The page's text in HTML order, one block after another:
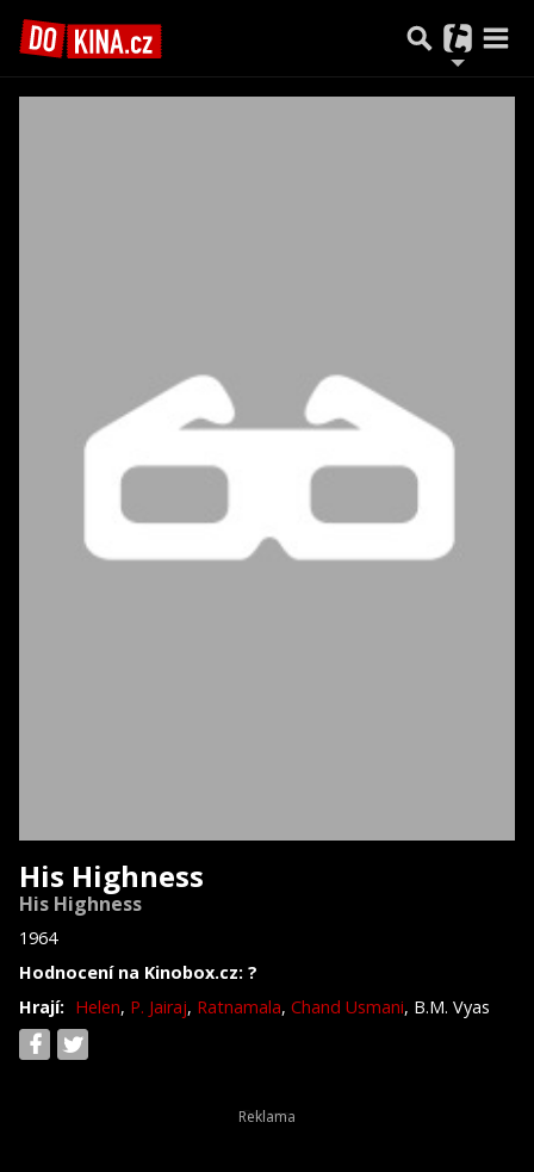
His Highness
His Highness
1964
Hodnocení na Kinobox.cz: ?
Hrají: Helen, P. Jairaj, Ratnamala, Chand Usmani, B.M. Vyas